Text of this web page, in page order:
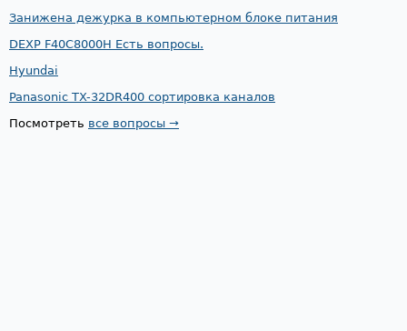
Занижена дежурка в компьютерном блоке питания
DEXP F40C8000H Есть вопросы.
Hyundai
Panasonic TX-32DR400 сортировка каналов
Посмотреть все вопросы →